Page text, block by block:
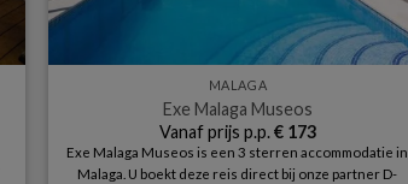
MALAGA
Exe Malaga Museos
Vanaf prijs p.p.€173
Exe Malaga Museos is een 3 sterren accommodatie in
Malaga. U boekt deze reis direct bij onze partner D-